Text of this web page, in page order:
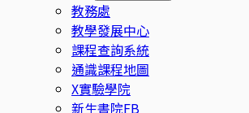
教務處
教學發展中心
課程查詢系統
通識課程地圖
X實驗學院
新生書院FB